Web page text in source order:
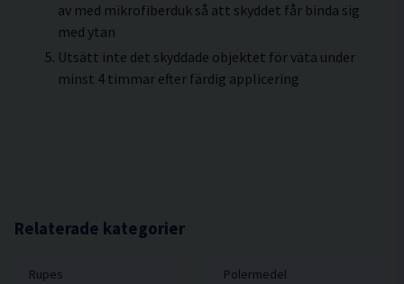
av med mikrofiberduk så att skyddet får binda sig
med ytan
Utsätt inte det skyddade objektet för väta under
minst 4 timmar efter färdig applicering
Relaterade kategorier
Rupes Polermedel